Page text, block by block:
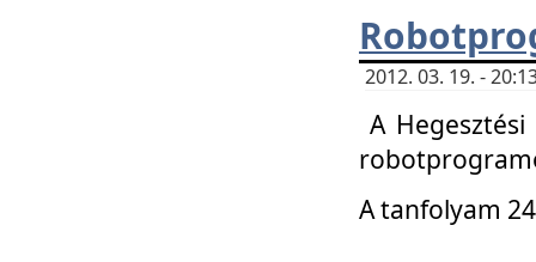
2012. 03. 19. -
A
A tanfolyam